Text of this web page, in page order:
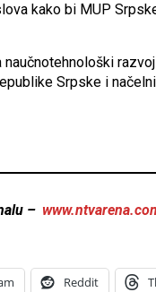
kako bi MUP
Srpske i
–
Reddit